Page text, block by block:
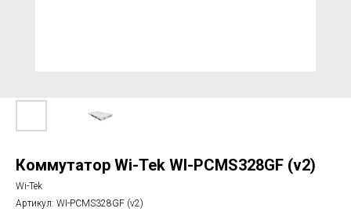
Коммутатор Wi-Tek WI-PCMS328GF (v2)
Wi-Tek
Артикул: WI-PCMS328GF (v2)